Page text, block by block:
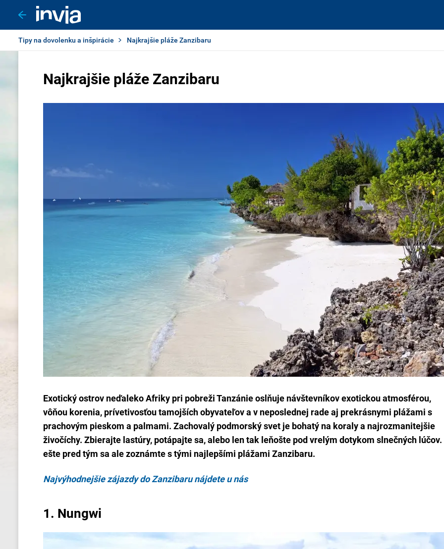
Tipy na dovolenku a inšpirácie Najkrajšie pláže Zanzibaru
Najkrajšie pláže Zanzibaru
Exotický ostrov neďaleko Afriky pri pobreži Tanzánie oslňuje návštevníkov exotickou atmosférou,
vôňou korenia, prívetivosťou tamojších obyvateľov a v neposlednej rade aj prekrásnymi plážami s
prachovým pieskom a palmami. Zachovalý podmorský svet je bohatý na koraly a najrozmanitejšie
živočíchy. Zbierajte lastúry, potápajte sa, alebo len tak leňošte pod vrelým dotykom slnečných lúčov.
ešte pred tým sa ale zoznámte s tými najlepšími plážami Zanzibaru.
Najvýhodnejšie zájazdy do Zanzibaru nájdete u nás
1. Nungwi